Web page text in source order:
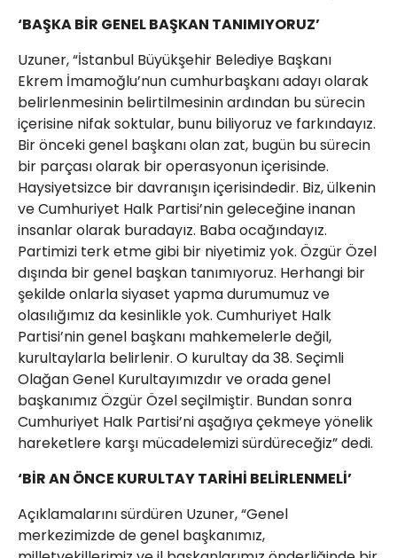
‘BAŞKA BİR GENEL BAŞKAN TANIMIYORUZ’
Uzuner, “İstanbul Büyükşehir Belediye Başkanı
Ekrem İmamoğlu’nun cumhurbaşkanı adayı olarak
belirlenmesinin belirtilmesinin ardından bu sürecin
içerisine nifak soktular, bunu biliyoruz ve farkındayız.
Bir önceki genel başkanı olan zat, bugün bu sürecin
bir parçası olarak bir operasyonun içerisinde.
Haysiyetsizce bir davranışın içerisindedir. Biz, ülkenin
ve Cumhuriyet Halk Partisi’nin geleceğine inanan
insanlar olarak buradayız. Baba ocağındayız.
Partimizi terk etme gibi bir niyetimiz yok. Özgür Özel
dışında bir genel başkan tanımıyoruz. Herhangi bir
şekilde onlarla siyaset yapma durumumuz ve
olasılığımız da kesinlikle yok. Cumhuriyet Halk
Partisi’nin genel başkanı mahkemelerle değil,
kurultaylarla belirlenir. O kurultay da 38. Seçimli
Olağan Genel Kurultayımızdır ve orada genel
başkanımız Özgür Özel seçilmiştir. Bundan sonra
Cumhuriyet Halk Partisi’ni aşağıya çekmeye yönelik
hareketlere karşı mücadelemizi sürdüreceğiz” dedi.
‘BİR AN ÖNCE KURULTAY TARİHİ BELİRLENMELİ’
Açıklamalarını sürdüren Uzuner, “Genel
merkezimizde de genel başkanımız,